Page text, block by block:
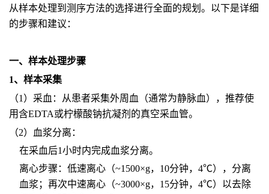
从样本处理到测序方法的选择进行全面的规划。以下是详细
的步骤和建议：
一、样本处理步骤
1、样本采集
（1）采血：从患者采集外周血（通常为静脉血），推荐使
用含EDTA或柠檬酸钠抗凝剂的真空采血管。
（2）血浆分离：
在采血后1小时内完成血浆分离。
离心步骤：低速离心（~1500×g，10分钟，4℃），分离
血浆；再次中速离心（~3000×g，15分钟，4℃）以去除